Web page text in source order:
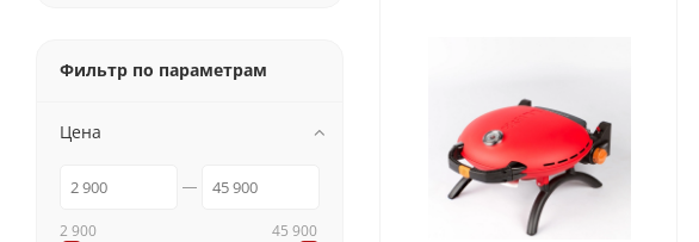
Фильтр по параметрам
Цена
2 900 45 900